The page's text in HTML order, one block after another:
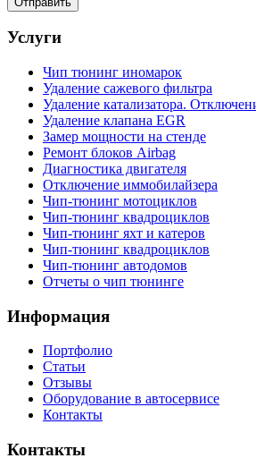
Услуги
Чип тюнинг иномарок
Удаление сажевого фильтра
Удаление катализатора.
Удаление клапана EGR
Замер мощности на стенде
Ремонт блоков Airbag
Диагностика двигателя
Отключение иммобилайзера
Чип-тюнинг мотоциклов
Чип-тюнинг квадроциклов
Чип-тюнинг яхт и катеров
Чип-тюнинг квадроциклов
Чип-тюнинг автодомов
Отчеты о чип тюнинге
Информация
Портфолио
Статьи
Отзывы
Оборудование в автосервисе
Контакты
Контакты